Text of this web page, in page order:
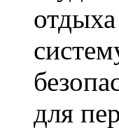
для